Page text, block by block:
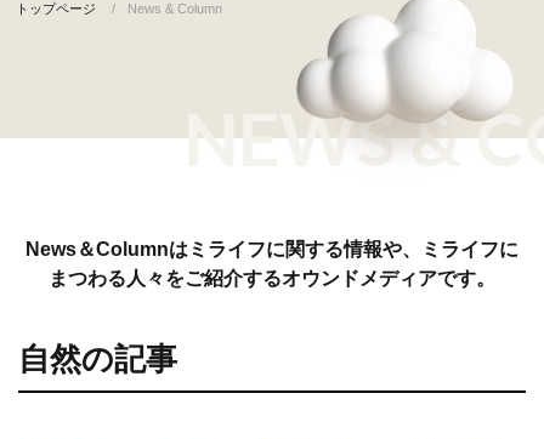
トップページ News & Column
NEWS &
News＆Columnはミライフに関する情報や、ミライフに
まつわる人々をご紹介するオウンドメディアです。
自然の記事